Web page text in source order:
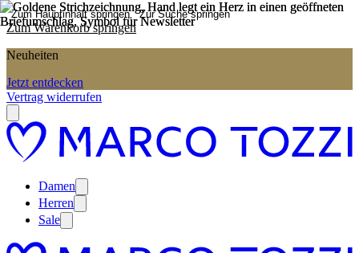
Zum Hauptinhalt springen Zur Suche springen
Zum Warenkorb springen
Neuheiten
Jetzt entdecken
Vertrag widerrufen
Damen
Herren
Sale